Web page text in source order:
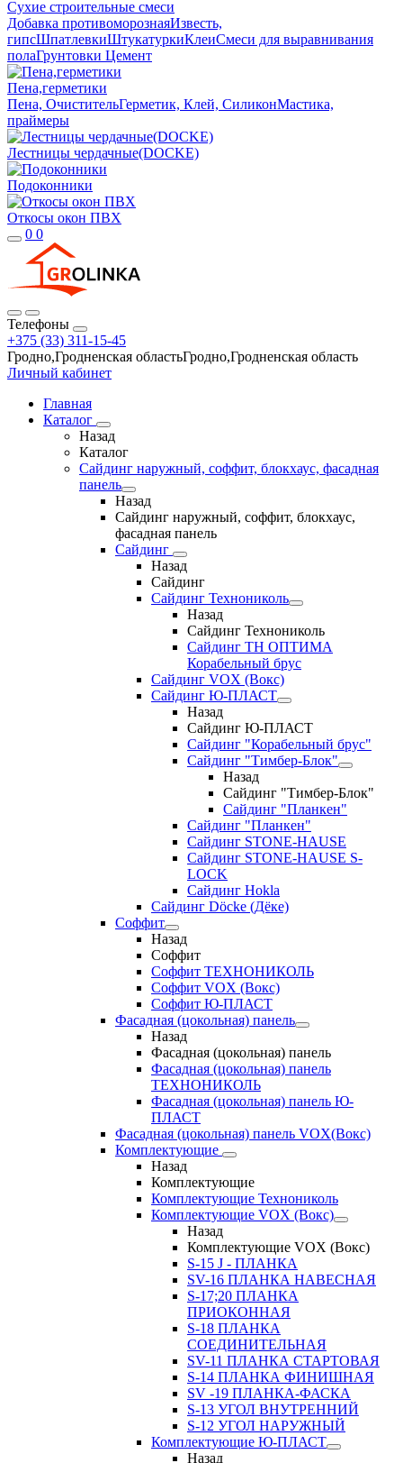
Сухие строительные смеси
Добавка противоморознаяИзвесть,
гипсШпатлевкиШтукатуркиКлеиСмеси для выравнивания
полаГрунтовки Цемент
Пена,герметики
Пена, ОчистительГерметик, Клей, СиликонМастика,
праймеры
Лестницы чердачные(DOCKE)
Подоконники
Откосы окон ПВХ
0 0
Телефоны
+375 (33) 311-15-45
Гродно,Гродненская областьГродно,Гродненская область
Личный кабинет
Главная
Каталог
Назад
Каталог
Сайдинг наружный, соффит, блокхаус, фасадная
панель
Назад
Сайдинг наружный, соффит, блокхаус,
фасадная панель
Сайдинг
Назад
Сайдинг
Сайдинг Технониколь
Назад
Сайдинг Технониколь
Сайдинг ТН ОПТИМА
Корабельный брус
Сайдинг VOX (Вокс)
Сайдинг Ю-ПЛАСТ
Назад
Сайдинг Ю-ПЛАСТ
Сайдинг "Корабельный брус"
Сайдинг "Тимбер-Блок"
Назад
Сайдинг "Тимбер-Блок"
Сайдинг "Планкен"
Сайдинг "Планкен"
Сайдинг STONE-HAUSE
Сайдинг STONE-HAUSE S-
LOCK
Сайдинг Hokla
Сайдинг Döcke (Дёке)
Соффит
Назад
Соффит
Соффит ТЕХНОНИКОЛЬ
Соффит VOX (Вокс)
Соффит Ю-ПЛАСТ
Фасадная (цокольная) панель
Назад
Фасадная (цокольная) панель
Фасадная (цокольная) панель
ТЕХНОНИКОЛЬ
Фасадная (цокольная) панель Ю-
ПЛАСТ
Фасадная (цокольная) панель VOX(Вокс)
Комплектующие
Назад
Комплектующие
Комплектующие Технониколь
Комплектующие VOX (Вокс)
Назад
Комплектующие VOX (Вокс)
S-15 J - ПЛАНКА
SV-16 ПЛАНКА НАВЕСНАЯ
S-17;20 ПЛАНКА
ПРИОКОННАЯ
S-18 ПЛАНКА
СОЕДИНИТЕЛЬНАЯ
SV-11 ПЛАНКА СТАРТОВАЯ
S-14 ПЛАНКА ФИНИШНАЯ
SV -19 ПЛАНКА-ФАСКА
S-13 УГОЛ ВНУТРЕННИЙ
S-12 УГОЛ НАРУЖНЫЙ
Комплектующие Ю-ПЛАСТ
Назад